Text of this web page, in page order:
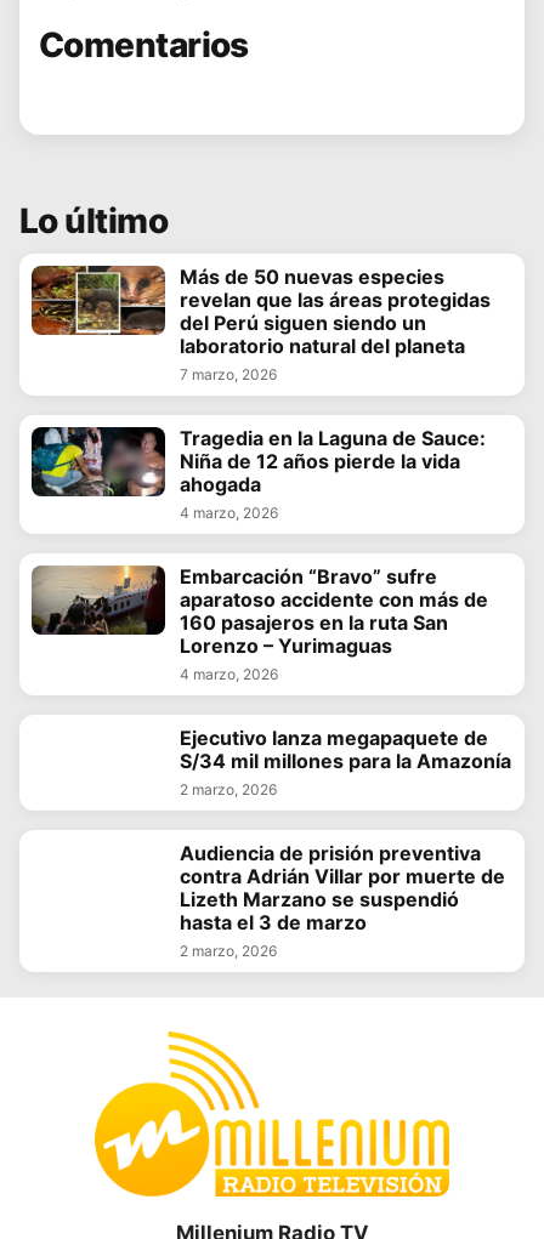
Comentarios
Lo último
Más de 50 nuevas especies
revelan que las áreas protegidas
del Perú siguen siendo un
laboratorio natural del planeta
7 marzo, 2026
Tragedia en la Laguna de Sauce:
Niña de 12 años pierde la vida
ahogada
4 marzo, 2026
Embarcación “Bravo” sufre
aparatoso accidente con más de
160 pasajeros en la ruta San
Lorenzo – Yurimaguas
4 marzo, 2026
Ejecutivo lanza megapaquete de
S/34 mil millones para la Amazonía
2 marzo, 2026
Audiencia de prisión preventiva
contra Adrián Villar por muerte de
Lizeth Marzano se suspendió
hasta el 3 de marzo
2 marzo, 2026
Millenium Radio TV